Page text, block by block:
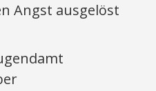
Angst ausgelöst